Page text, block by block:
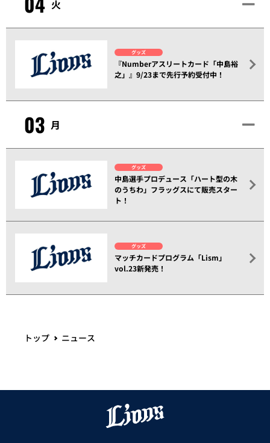
火
グッズ
『Numberアスリートカード「中島裕
之」』9/23まで先行予約受付中！
03 月
グッズ
中島選手プロデュース「ハート型の木
のうちわ」フラッグスにて販売スター
ト！
グッズ
マッチカードプログラム「Lism」
vol.23新発売！
トップ ニュース